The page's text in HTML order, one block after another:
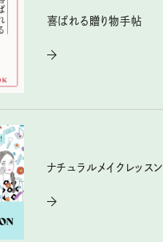
喜ばれる贈り物手帖
ナチュラルメイクレッスン